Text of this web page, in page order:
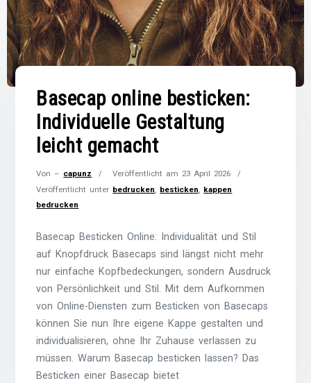
Basecap online besticken:
Individuelle Gestaltung
leicht gemacht
Von – capunz Veröffentlicht am 23 April 2026
Veröffentlicht unter bedrucken, besticken, kappen
bedrucken
Basecap Besticken Online: Individualität und Stil
auf Knopfdruck Basecaps sind längst nicht mehr
nur einfache Kopfbedeckungen, sondern Ausdruck
von Persönlichkeit und Stil. Mit dem Aufkommen
von Online-Diensten zum Besticken von Basecaps
können Sie nun Ihre eigene Kappe gestalten und
individualisieren, ohne Ihr Zuhause verlassen zu
müssen. Warum Basecap besticken lassen? Das
Besticken einer Basecap bietet